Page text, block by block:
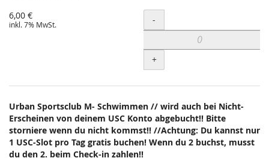
6,00 €
inkl. 7% MwSt. Menge
-
+
Urban Sportsclub M- Schwimmen // wird auch bei Nicht-
Erscheinen von deinem USC Konto abgebucht!! Bitte
storniere wenn du nicht kommst!! //Achtung: Du kannst nur
1 USC-Slot pro Tag gratis buchen! Wenn du 2 buchst, musst
du den 2. beim Check-in zahlen!!